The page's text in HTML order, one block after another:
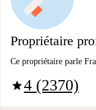
Propriétaire
Ce propriétaire parle
star4 (2370)